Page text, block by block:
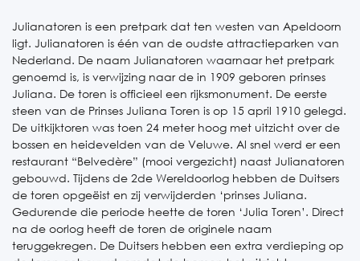
Julianatoren is een pretpark dat ten westen van Apeldoorn
ligt. Julianatoren is één van de oudste attractieparken van
Nederland. De naam Julianatoren waarnaar het pretpark
genoemd is, is verwijzing naar de in 1909 geboren prinses
Juliana. De toren is officieel een rijksmonument. De eerste
steen van de Prinses Juliana Toren is op 15 april 1910 gelegd.
De uitkijktoren was toen 24 meter hoog met uitzicht over de
bossen en heidevelden van de Veluwe. Al snel werd er een
restaurant “Belvedère” (mooi vergezicht) naast Julianatoren
gebouwd. Tijdens de 2de Wereldoorlog hebben de Duitsers
de toren opgeëist en zij verwijderden ‘prinses Juliana.
Gedurende die periode heette de toren ‘Julia Toren’. Direct
na de oorlog heeft de toren de originele naam
teruggekregen. De Duitsers hebben een extra verdieping op